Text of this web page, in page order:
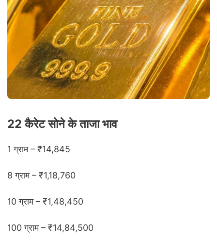
22 कैरेट सोने के ताजा भाव
1 ग्राम – ₹14,845
8 ग्राम – ₹1,18,760
10 ग्राम – ₹1,48,450
100 ग्राम – ₹14,84,500